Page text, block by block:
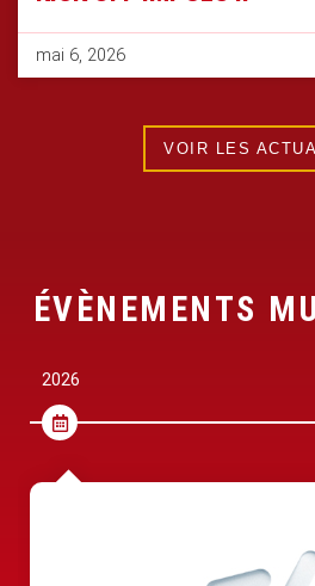
mai 6, 2026
VOIR LES
ÉVÈNEMENTS
2026